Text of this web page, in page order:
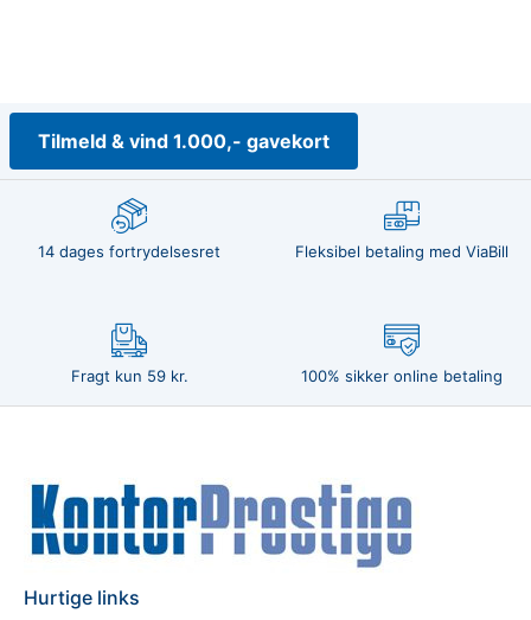
Tilmeld & vind 1.000,- gavekort
14 dages fortrydelsesret Fleksibel betaling med ViaBill
Fragt kun 59 kr. 100% sikker online betaling
Hurtige links